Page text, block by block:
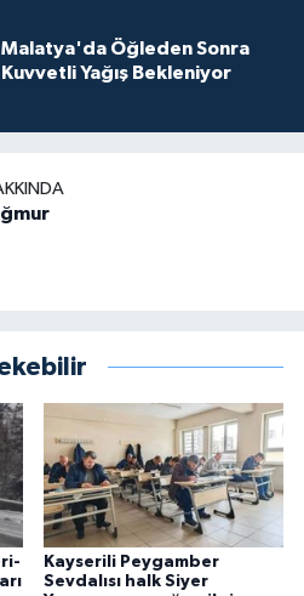
Malatya'da Öğleden Sonra
Kuvvetli Yağış Bekleniyor
Kayserili Peygamber
Sevdalısı halk Siyer